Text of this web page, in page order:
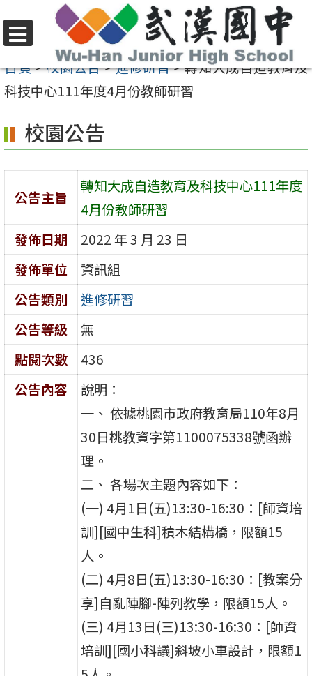
至
要
容
區
選
單
首頁>校園公告>進修研習>轉知大成自造教育及
科技中心111年度4月份教師研習
校園公告
公告主旨
轉知大成自造教育及科技中心111年度
4月份教師研習
發佈日期
2022 年 3 月 23 日
發佈單位
資訊組
公告類別
進修研習
公告等級
無
點閱次數
436
公告內容
說明：
一、 依據桃園市政府教育局110年8月
30日桃教資字第1100075338號函辦
理。
二、 各場次主題內容如下：
(一) 4月1日(五)13:30-16:30：[師資培
訓][國中生科]積木結構橋，限額15
人。
(二) 4月8日(五)13:30-16:30：[教案分
享]自亂陣腳-陣列教學，限額15人。
(三) 4月13日(三)13:30-16:30：[師資
培訓][國小科議]斜坡小車設計，限額1